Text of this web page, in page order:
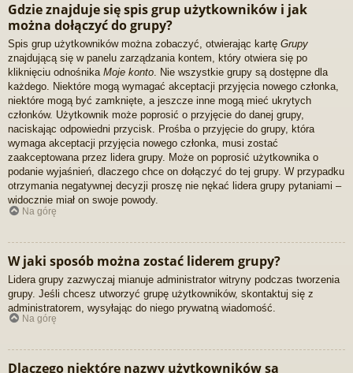
Gdzie znajduje się spis grup użytkowników i jak
można dołączyć do grupy?
Spis grup użytkowników można zobaczyć, otwierając kartę Grupy
znajdującą się w panelu zarządzania kontem, który otwiera się po
kliknięciu odnośnika Moje konto. Nie wszystkie grupy są dostępne dla
każdego. Niektóre mogą wymagać akceptacji przyjęcia nowego członka,
niektóre mogą być zamknięte, a jeszcze inne mogą mieć ukrytych
członków. Użytkownik może poprosić o przyjęcie do danej grupy,
naciskając odpowiedni przycisk. Prośba o przyjęcie do grupy, która
wymaga akceptacji przyjęcia nowego członka, musi zostać
zaakceptowana przez lidera grupy. Może on poprosić użytkownika o
podanie wyjaśnień, dlaczego chce on dołączyć do tej grupy. W przypadku
otrzymania negatywnej decyzji proszę nie nękać lidera grupy pytaniami –
widocznie miał on swoje powody.
Na górę
W jaki sposób można zostać liderem grupy?
Lidera grupy zazwyczaj mianuje administrator witryny podczas tworzenia
grupy. Jeśli chcesz utworzyć grupę użytkowników, skontaktuj się z
administratorem, wysyłając do niego prywatną wiadomość.
Na górę
Dlaczego niektóre nazwy użytkowników są